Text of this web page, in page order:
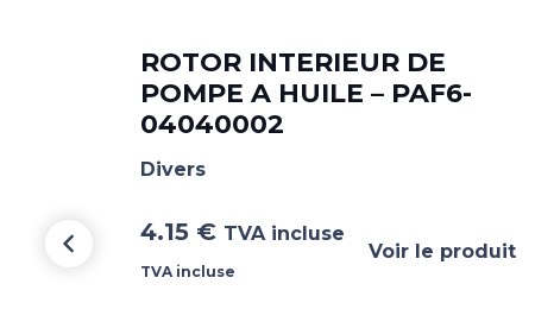
ROTOR INTERIEUR DE
POMPE A HUILE – PAF6-
04040002
Divers
4.15 € TVA incluse
TVA incluse
Voir le produit